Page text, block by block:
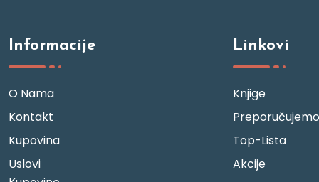
Informacije
O Nama
Kontakt
Kupovina
Uslovi
Linkovi
Knjige
Preporučujemo
Top-Lista
Akcije